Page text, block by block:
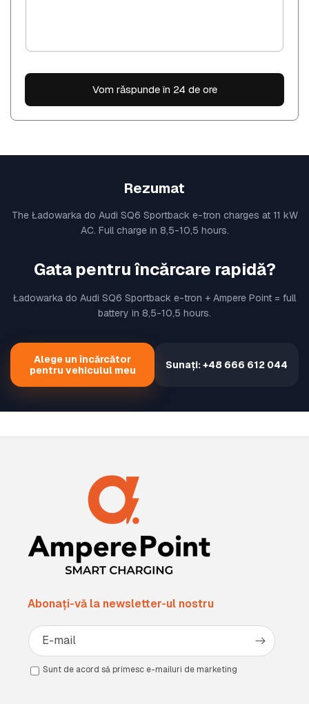
Vom răspunde în 24 de ore
Rezumat
The Ładowarka do Audi SQ6 Sportback e-tron charges at 11 kW
AC. Full charge in 8,5-10,5 hours.
Gata pentru încărcare rapidă?
Ładowarka do Audi SQ6 Sportback e-tron + Ampere Point = full
battery in 8,5-10,5 hours.
Alege un încărcător
pentru vehiculul meu
Sunați: +48 666 612 044
Abonați-vă la newsletter-ul nostru
E-mail
Sunt de acord să primesc e-mailuri de marketing